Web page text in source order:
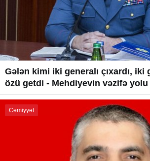
Gələn kimi iki generalı çıxardı, iki
özü getdi - Mehdiyevin vəzifə yolu
Cəmiyyət